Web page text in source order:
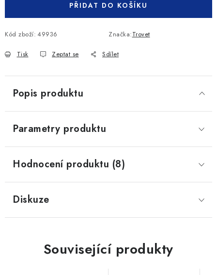
PŘIDAT DO KOŠÍKU
Kód zboží: 49936 Značka:Trovet
Tisk Zeptat se Sdílet
Popis produktu
Parametry produktu
Hodnocení produktu (8)
Diskuze
Související produkty